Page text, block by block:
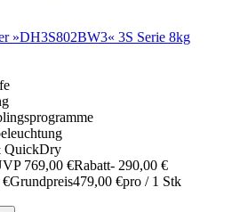
»DH3S802BW3« 3S Serie 8kg
QuickDry
769,00 €Rabatt- 290,00 €
€Grundpreis479,00 €pro / 1 Stk